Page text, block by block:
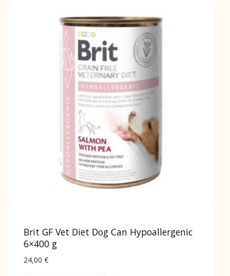
Brit GF Vet Diet Dog Can Hypoallergenic
6×400 g
24,00 €